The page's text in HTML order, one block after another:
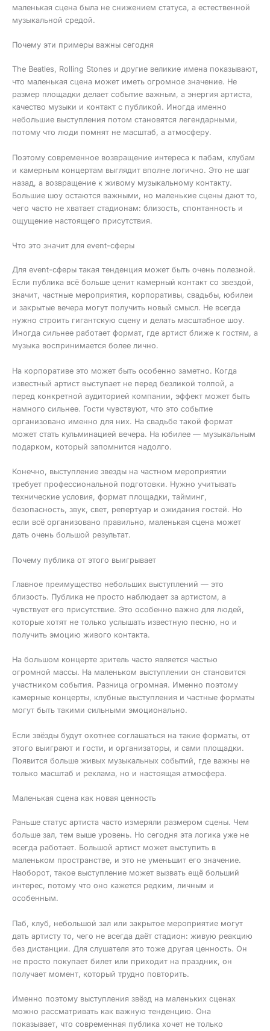
маленькая сцена была не снижением статуса, а естественной
музыкальной средой.
Почему эти примеры важны сегодня
The Beatles, Rolling Stones и другие великие имена показывают,
что маленькая сцена может иметь огромное значение. Не
размер площадки делает событие важным, а энергия артиста,
качество музыки и контакт с публикой. Иногда именно
небольшие выступления потом становятся легендарными,
потому что люди помнят не масштаб, а атмосферу.
Поэтому современное возвращение интереса к пабам, клубам
и камерным концертам выглядит вполне логично. Это не шаг
назад, а возвращение к живому музыкальному контакту.
Большие шоу остаются важными, но маленькие сцены дают то,
чего часто не хватает стадионам: близость, спонтанность и
ощущение настоящего присутствия.
Что это значит для event-сферы
Для event-сферы такая тенденция может быть очень полезной.
Если публика всё больше ценит камерный контакт со звездой,
значит, частные мероприятия, корпоративы, свадьбы, юбилеи
и закрытые вечера могут получить новый смысл. Не всегда
нужно строить гигантскую сцену и делать масштабное шоу.
Иногда сильнее работает формат, где артист ближе к гостям, а
музыка воспринимается более лично.
На корпоративе это может быть особенно заметно. Когда
известный артист выступает не перед безликой толпой, а
перед конкретной аудиторией компании, эффект может быть
намного сильнее. Гости чувствуют, что это событие
организовано именно для них. На свадьбе такой формат
может стать кульминацией вечера. На юбилее — музыкальным
подарком, который запомнится надолго.
Конечно, выступление звезды на частном мероприятии
требует профессиональной подготовки. Нужно учитывать
технические условия, формат площадки, тайминг,
безопасность, звук, свет, репертуар и ожидания гостей. Но
если всё организовано правильно, маленькая сцена может
дать очень большой результат.
Почему публика от этого выигрывает
Главное преимущество небольших выступлений — это
близость. Публика не просто наблюдает за артистом, а
чувствует его присутствие. Это особенно важно для людей,
которые хотят не только услышать известную песню, но и
получить эмоцию живого контакта.
На большом концерте зритель часто является частью
огромной массы. На маленьком выступлении он становится
участником события. Разница огромная. Именно поэтому
камерные концерты, клубные выступления и частные форматы
могут быть такими сильными эмоционально.
Если звёзды будут охотнее соглашаться на такие форматы, от
этого выиграют и гости, и организаторы, и сами площадки.
Появится больше живых музыкальных событий, где важны не
только масштаб и реклама, но и настоящая атмосфера.
Маленькая сцена как новая ценность
Раньше статус артиста часто измеряли размером сцены. Чем
больше зал, тем выше уровень. Но сегодня эта логика уже не
всегда работает. Большой артист может выступить в
маленьком пространстве, и это не уменьшит его значение.
Наоборот, такое выступление может вызвать ещё больший
интерес, потому что оно кажется редким, личным и
особенным.
Паб, клуб, небольшой зал или закрытое мероприятие могут
дать артисту то, чего не всегда даёт стадион: живую реакцию
без дистанции. Для слушателя это тоже другая ценность. Он
не просто покупает билет или приходит на праздник, он
получает момент, который трудно повторить.
Именно поэтому выступления звёзд на маленьких сценах
можно рассматривать как важную тенденцию. Она
показывает, что современная публика хочет не только